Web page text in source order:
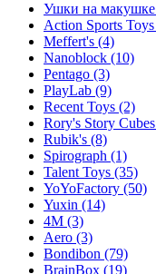
Ушки на макушке
Action Sports Toys
Meffert's (4)
Nanoblock (10)
Pentago (3)
PlayLab (9)
Recent Toys (2)
Rory's Story Cubes
Rubik's (8)
Spirograph (1)
Talent Toys (35)
YoYoFactory (50)
Yuxin (14)
4M (3)
Aero (3)
Bondibon (79)
BrainBox (19)